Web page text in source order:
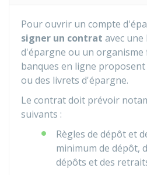
Pour ouvrir un compte
signer un contrat avec une
d'épargne ou un organisme
banques en ligne proposent
ou des livrets d'épargne.
Le contrat doit prévoir
suivants :
Règles de dépôt et
minimum de dépôt,
dépôts et des